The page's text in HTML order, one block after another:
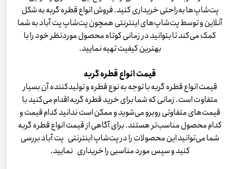
پت‌شاپ‌ها به‌راحتی خریداری کنید. فروش انواع قطره گربه به شکل
آنلاین و توسط پت‌شاپ‌های اینترنتی همچون پت‌شاپ پت آباد به شما
کمک می‌کند تا بتوانید در زمانی کوتاه محصول موردنظر خود را با
بهترین کیفیت تهیه نمایید.
قیمت انواع قطره گربه
قیمت انواع قطره گربه با توجه به نوع قطره و تولیدکننده آن بسیار
متفاوت است. زمانی که شما برای خرید قطره گربه اقدام می‌کنید با
قیمت‌های متفاوتی روبرو می‌شوید و ممکن است ندانید کدام قیمت و
کدام محصول مناسب‌تر هستند. برای آگاهی از قیمت انواع قطره گربه
شما می‌توانید این محصولات را در پت‌شاپ اینترنتی پت آباد بررسی
کنید و سپس مورد مناسبی را خریداری نمایید.